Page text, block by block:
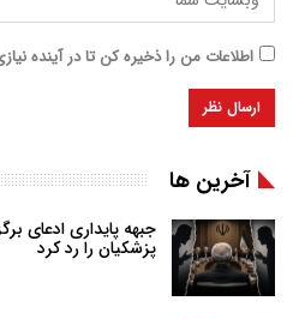
اطلاعات من را ذخیره کن تا در آینده
آخرین ها
جبهه پایداری ادعای
پزشکیان را رد کرد